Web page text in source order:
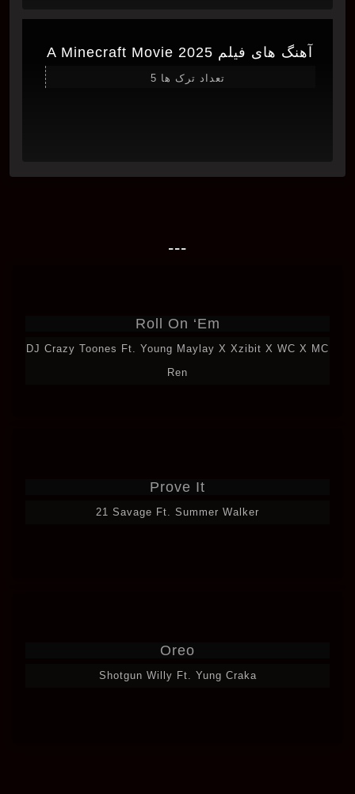
آهنگ های فیلم A Minecraft Movie 2025
تعداد ترک ها 5
---
Roll On ‘Em
DJ Crazy Toones Ft. Young Maylay X Xzibit X WC X MC
Ren
Prove It
21 Savage Ft. Summer Walker
Oreo
Shotgun Willy Ft. Yung Craka